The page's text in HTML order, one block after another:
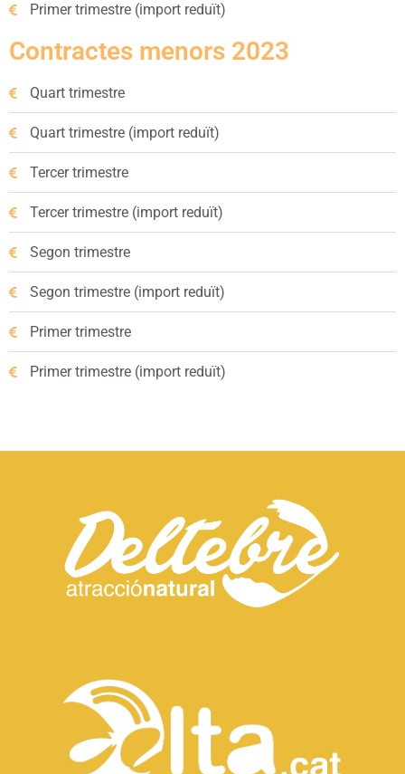
Primer trimestre (import reduït)
Contractes menors 2023
Quart trimestre
Quart trimestre (import reduït)
Tercer trimestre
Tercer trimestre (import reduït)
Segon trimestre
Segon trimestre (import reduït)
Primer trimestre
Primer trimestre (import reduït)